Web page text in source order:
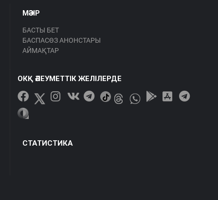
МӘЗІР
БАСТЫ БЕТ
БАСПАСӨЗ АНОНСТАРЫ
АЙМАҚТАР
ОКҚ ӘЛЕУМЕТТІК ЖЕЛІЛЕРДЕ
СТАТИСТИКА